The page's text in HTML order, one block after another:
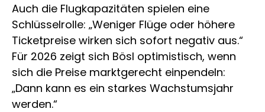
Auch die Flugkapazitäten spielen eine
Schlüsselrolle: „Weniger Flüge oder höhere
Ticketpreise wirken sich sofort negativ aus.“
Für 2026 zeigt sich Bösl optimistisch, wenn
sich die Preise marktgerecht einpendeln:
„Dann kann es ein starkes Wachstumsjahr
werden.“